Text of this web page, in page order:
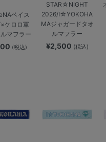
ベイス
ケロロ軍
マフラー
(税込)
STAR☆NIGHT
2026/I☆YOKOHA
MAジャガードタオ
ルマフラー
¥2,500 (税込)